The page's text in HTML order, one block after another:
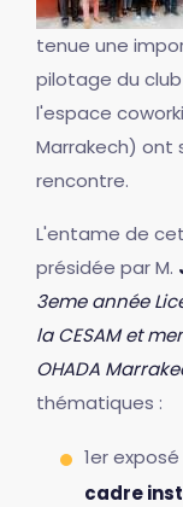
tenue une
pilotage du club
l'espace
Marrakech)
rencontre.
L'entame de
présidée par M.
3eme année
la CESAM et
OHADA
thématiques :
1er exposé
cadre